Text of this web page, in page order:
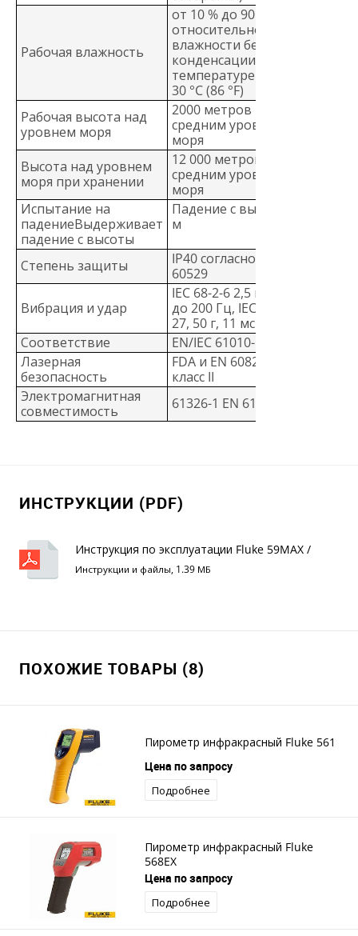
Рабочая влажность
от 10 % до 90 %
относительной
влажности без
конденсации, при
температуре менее
30 °C (86 °F)
Рабочая высота над
уровнем моря
2000 метров над
средним уровнем
моря
Высота над уровнем
моря при хранении
12 000 метров над
средним уровнем
моря
Испытание на
падениеВыдерживает
падение с высоты
Падение с высоты 1
м
Степень защиты
IP40 согласно IEC
60529
Вибрация и удар
IEC 68-2-6 2,5 г, от 10
до 200 Гц, IEC 68-2-
27, 50 г, 11 мс
Соответствие
EN/IEC 61010-1
Лазерная
безопасность
FDA и EN 60825-1
класс II
Электромагнитная
совместимость
61326-1 EN 61326-2
ИНСТРУКЦИИ (PDF)
Инструкция по эксплуатации Fluke 59MAX /
59MAX+
Инструкции и файлы, 1.39 МБ
ПОХОЖИЕ ТОВАРЫ (8)
Пирометр инфракрасный Fluke 561
Цена по запросу
Подробнее
Пирометр инфракрасный Fluke
568EX
Цена по запросу
Подробнее